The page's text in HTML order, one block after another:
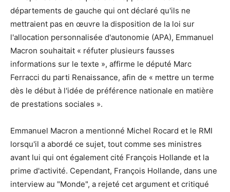
départements de gauche qui ont déclaré qu'ils ne
mettraient pas en œuvre la disposition de la loi sur
l'allocation personnalisée d'autonomie (APA), Emmanuel
Macron souhaitait « réfuter plusieurs fausses
informations sur le texte », affirme le député Marc
Ferracci du parti Renaissance, afin de « mettre un terme
dès le début à l'idée de préférence nationale en matière
de prestations sociales ».
Emmanuel Macron a mentionné Michel Rocard et le RMI
lorsqu'il a abordé ce sujet, tout comme ses ministres
avant lui qui ont également cité François Hollande et la
prime d'activité. Cependant, François Hollande, dans une
interview au "Monde", a rejeté cet argument et critiqué